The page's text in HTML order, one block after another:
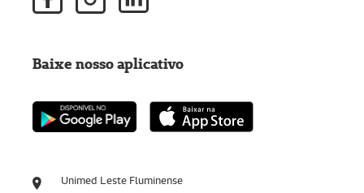
Unimed Leste Fluminense
Baixe nosso aplicativo